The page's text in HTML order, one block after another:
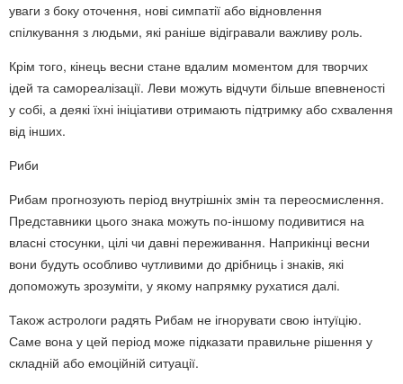
уваги з боку оточення, нові симпатії або відновлення
спілкування з людьми, які раніше відігравали важливу роль.
Крім того, кінець весни стане вдалим моментом для творчих
ідей та самореалізації. Леви можуть відчути більше впевненості
у собі, а деякі їхні ініціативи отримають підтримку або схвалення
від інших.
Риби
Рибам прогнозують період внутрішніх змін та переосмислення.
Представники цього знака можуть по-іншому подивитися на
власні стосунки, цілі чи давні переживання. Наприкінці весни
вони будуть особливо чутливими до дрібниць і знаків, які
допоможуть зрозуміти, у якому напрямку рухатися далі.
Також астрологи радять Рибам не ігнорувати свою інтуїцію.
Саме вона у цей період може підказати правильне рішення у
складній або емоційній ситуації.